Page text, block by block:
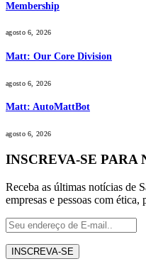
Membership
agosto 6, 2026
Matt: Our Core Division
agosto 6, 2026
Matt: AutoMattBot
agosto 6, 2026
INSCREVA-SE PARA
Receba as últimas notícias de
empresas e pessoas com